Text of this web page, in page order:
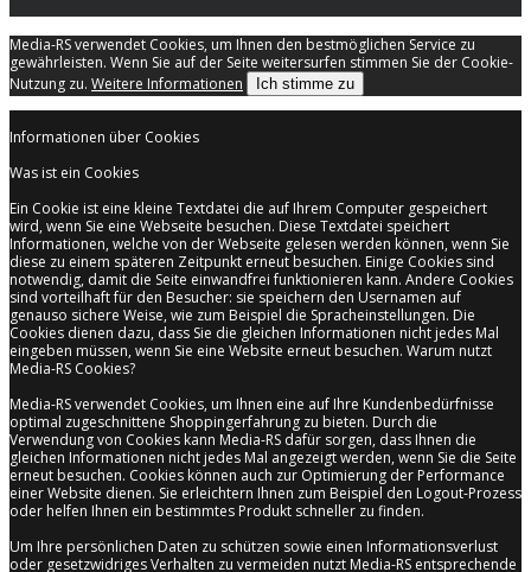
Media-RS verwendet Cookies, um Ihnen den bestmöglichen Service zu
gewährleisten. Wenn Sie auf der Seite weitersurfen stimmen Sie der Cookie-
Nutzung zu. Weitere Informationen Ich stimme zu
Informationen über Cookies
Was ist ein Cookies
Ein Cookie ist eine kleine Textdatei die auf Ihrem Computer gespeichert
wird, wenn Sie eine Webseite besuchen. Diese Textdatei speichert
Informationen, welche von der Webseite gelesen werden können, wenn Sie
diese zu einem späteren Zeitpunkt erneut besuchen. Einige Cookies sind
notwendig, damit die Seite einwandfrei funktionieren kann. Andere Cookies
sind vorteilhaft für den Besucher: sie speichern den Usernamen auf
genauso sichere Weise, wie zum Beispiel die Spracheinstellungen. Die
Cookies dienen dazu, dass Sie die gleichen Informationen nicht jedes Mal
eingeben müssen, wenn Sie eine Website erneut besuchen. Warum nutzt
Media-RS Cookies?
Media-RS verwendet Cookies, um Ihnen eine auf Ihre Kundenbedürfnisse
optimal zugeschnittene Shoppingerfahrung zu bieten. Durch die
Verwendung von Cookies kann Media-RS dafür sorgen, dass Ihnen die
gleichen Informationen nicht jedes Mal angezeigt werden, wenn Sie die Seite
erneut besuchen. Cookies können auch zur Optimierung der Performance
einer Website dienen. Sie erleichtern Ihnen zum Beispiel den Logout-Prozess
oder helfen Ihnen ein bestimmtes Produkt schneller zu finden.
Um Ihre persönlichen Daten zu schützen sowie einen Informationsverlust
oder gesetzwidriges Verhalten zu vermeiden nutzt Media-RS entsprechende